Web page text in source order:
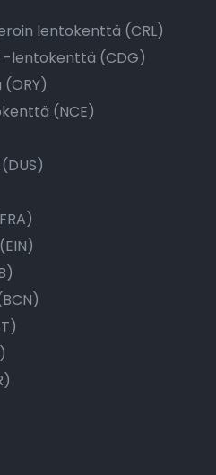
lentokenttä (CRL)
-lentokenttä (CDG)
(NCE)